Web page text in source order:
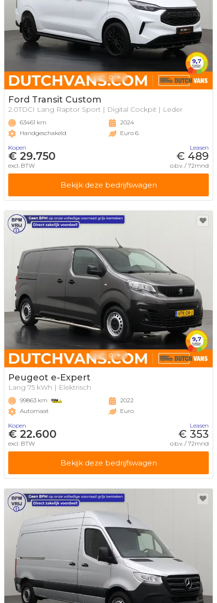
Ford Transit Custom
2.0TDCI Lang Raptor Sport | Digital Cockpit | Leder
63461 km
Handgeschakeld
2024
Euro 6
Kopen
€ 29.750
excl. BTW
Leasen
€ 489
o.b.v. / 72mnd
Bekijk deze bedrijfswagen
Peugeot e-Expert
Lang 75 kWh | Elektrisch
99863 km
Automaat
2022
Euro
Kopen
€ 22.600
excl. BTW
Leasen
€ 353
o.b.v. / 72mnd
Bekijk deze bedrijfswagen